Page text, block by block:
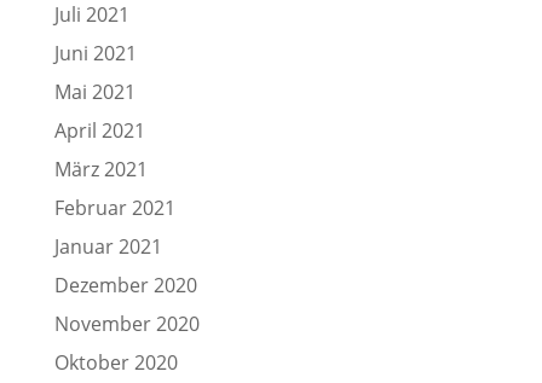
Juli 2021
Juni 2021
Mai 2021
April 2021
März 2021
Februar 2021
Januar 2021
Dezember 2020
November 2020
Oktober 2020